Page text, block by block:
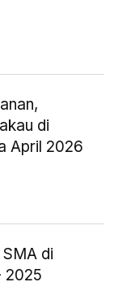
di
April 2026
di
2025